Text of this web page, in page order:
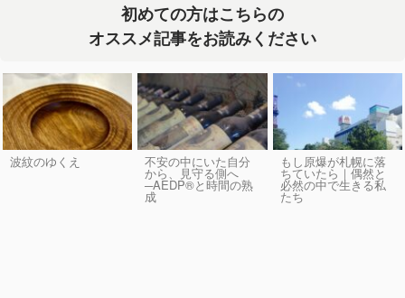
初めての方はこちらの
オススメ記事をお読みください
波紋のゆくえ 不安の中にいた自分
から、見守る側へ
─AEDP®︎と時間の熟
成
もし原爆が札幌に落
ちていたら｜偶然と
必然の中で生きる私
たち